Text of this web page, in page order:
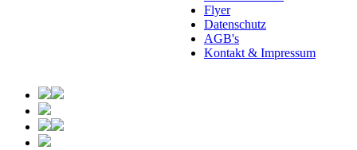
Flyer
Datenschutz
AGB's
Kontakt & Impressum